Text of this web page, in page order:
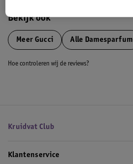
Bekijk ook
Meer Gucci Alle Damesparfum
Hoe controleren wij de reviews?
Kruidvat Club
Klantenservice